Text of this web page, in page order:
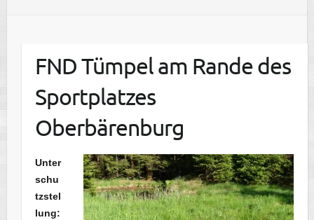
FND Tümpel am Rande des
Sportplatzes
Oberbärenburg
Unter
schu
tzstel
lung: